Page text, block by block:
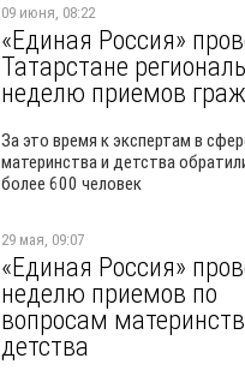
09 июня, 08:22
«Единая Россия»
Татарстане
неделю приемов
За это время к экспертам в
материнства и детства
более 600 человек
29 мая, 09:07
«Единая Россия»
неделю приемов по
вопросам
детства